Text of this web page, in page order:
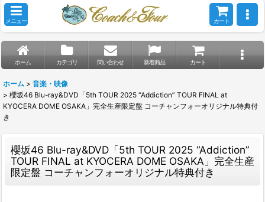
メニュー カート
ホーム カテゴリ 問い合わせ 新着商品 カート
ホーム > 音楽・映像
> 櫻坂46 Blu-ray&DVD「5th TOUR 2025 “Addiction” TOUR FINAL at
KYOCERA DOME OSAKA」完全生産限定盤 コーチャンフォーオリジナル特典付
き
櫻坂46 Blu-ray&DVD「5th TOUR 2025 “Addiction”
TOUR FINAL at KYOCERA DOME OSAKA」完全生産
限定盤 コーチャンフォーオリジナル特典付き